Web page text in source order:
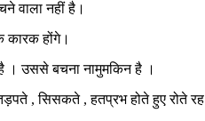
वाला नहीं है।
कारक होंगे।
है । उससे बचना नामुमकिन है ।
, सिसकते , हतप्रभ होते हुए रोते